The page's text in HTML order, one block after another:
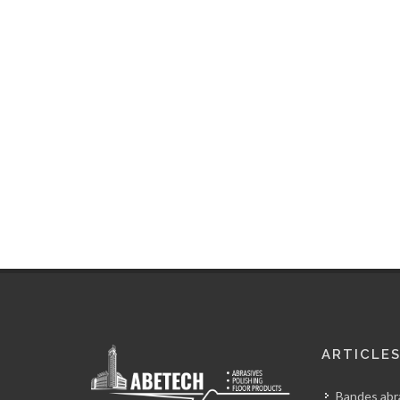
ARTICLES
Bandes